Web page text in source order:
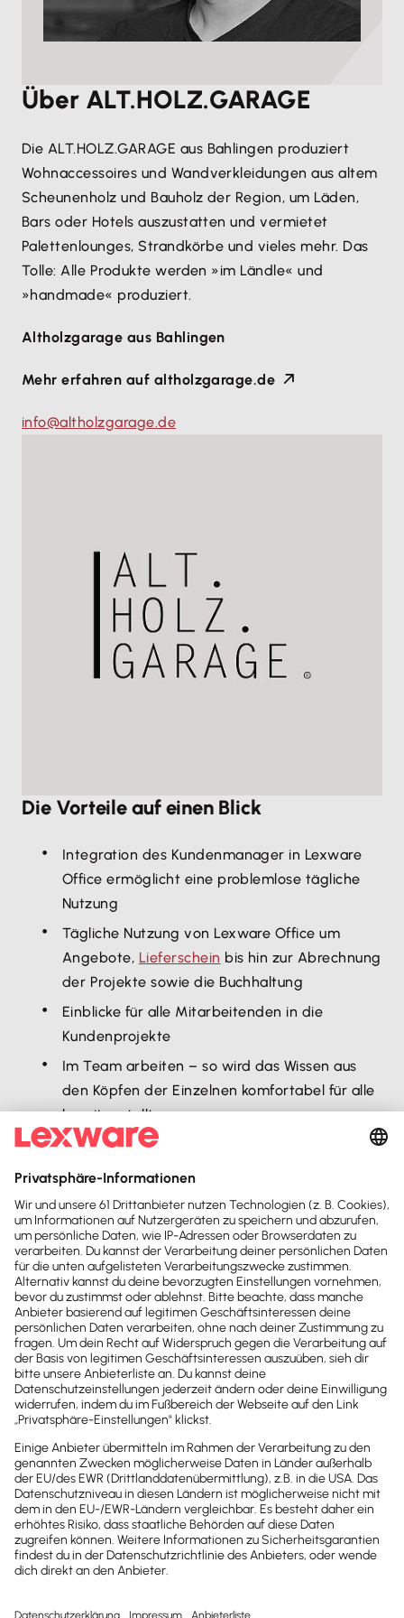
Über ALT.HOLZ.GARAGE
Die ALT.HOLZ.GARAGE aus Bahlingen produziert
Wohnaccessoires und Wandverkleidungen aus altem
Scheunenholz und Bauholz der Region, um Läden,
Bars oder Hotels auszustatten und vermietet
Palettenlounges, Strandkörbe und vieles mehr. Das
Tolle: Alle Produkte werden »im Ländle« und
»handmade« produziert.
Altholzgarage aus Bahlingen
Mehr erfahren auf altholzgarage.de
info@altholzgarage.de
Die Vorteile auf einen Blick
Integration des Kundenmanager in Lexware
Office ermöglicht eine problemlose tägliche
Nutzung
Tägliche Nutzung von Lexware Office um
Angebote, Lieferschein bis hin zur Abrechnung
der Projekte sowie die Buchhaltung
Einblicke für alle Mitarbeitenden in die
Kundenprojekte
Im Team arbeiten – so wird das Wissen aus
den Köpfen der Einzelnen komfortabel für alle
bereitgestellt.
Mobile ist der Kundenmanager in der Lexware
App verfügbar.
Weitere Case Studies
Mit dem passenden Partner­
angebot zur idealen
Buchhaltungs­anbindung
So unterschiedlich die Anforderungen und
Bedürfnisse der einzelnen Branchen und deines
Unternehmens sind – mit unseremflexiblen
Partner-Angebotbieten wir dir die passende
Lösung für die Buchhaltungsanbindung. Erfahre
durch unsere Case Studies, welche Vorteile Lexware
Office dem jeweiligen Unternehmen bieten, und
überzeuge dich von unserer Software sowie